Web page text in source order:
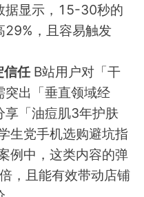
据显示，15-30秒的
29%，且容易触发
信任B站用户对「干
突出「垂直领域经
享「油痘肌3年护肤
生党手机选购避坑指
例中，这类内容的弹
，且能有效带动店铺